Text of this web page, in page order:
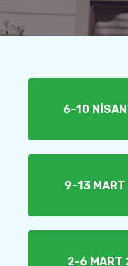
6-10
9-13 MART
2-6 MART